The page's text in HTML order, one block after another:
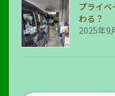
プライ
わる？
2025年9